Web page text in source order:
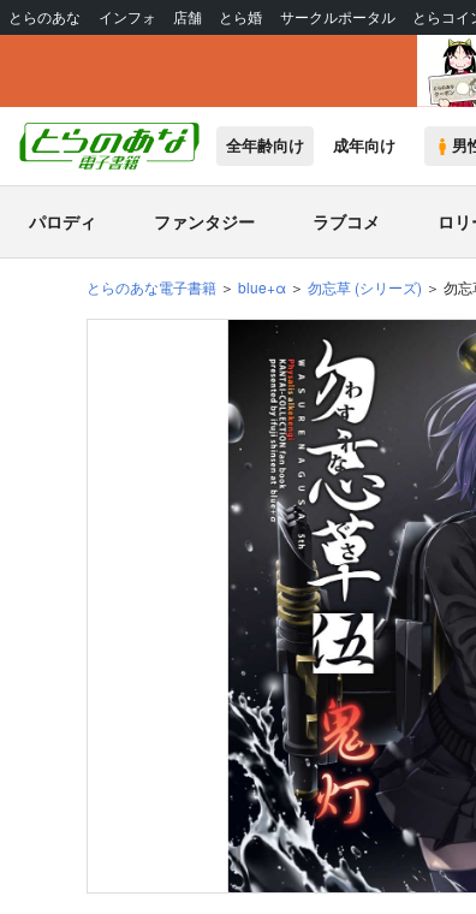
とらのあな インフォ 店舗 とら婚 サークルポータル とらコイ
全年齢向け 成年向け 男
パロディ ファンタジー ラブコメ ロリ
とらのあな電子書籍 blue+α 勿忘草 (シリーズ) 勿